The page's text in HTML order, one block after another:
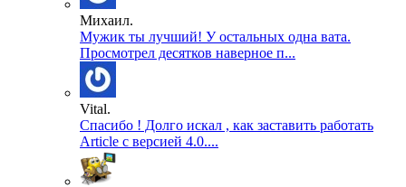
Михаил.
Мужик ты лучший! У остальных одна вата.
Просмотрел десятков наверное п...
Vital.
Спасибо ! Долго искал , как заставить работать
Article с версией 4.0....